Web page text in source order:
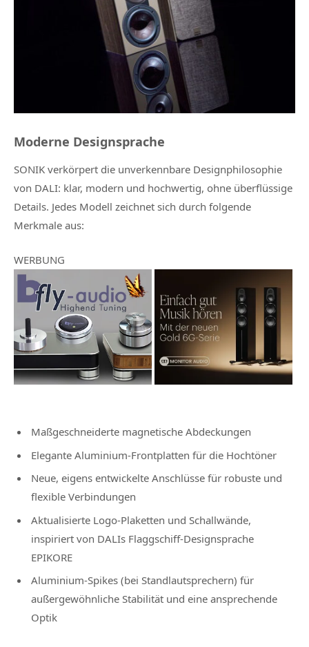
Moderne Designsprache
SONIK verkörpert die unverkennbare Designphilosophie
von DALI: klar, modern und hochwertig, ohne überflüssige
Details. Jedes Modell zeichnet sich durch folgende
Merkmale aus:
WERBUNG
Maßgeschneiderte magnetische Abdeckungen
Elegante Aluminium-Frontplatten für die Hochtöner
Neue, eigens entwickelte Anschlüsse für robuste und
flexible Verbindungen
Aktualisierte Logo-Plaketten und Schallwände,
inspiriert von DALIs Flaggschiff-Designsprache
EPIKORE
Aluminium-Spikes (bei Standlautsprechern) für
außergewöhnliche Stabilität und eine ansprechende
Optik